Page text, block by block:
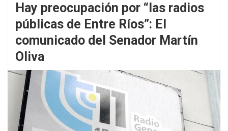
Hay preocupación por “las radios
públicas de Entre Ríos”: El
comunicado del Senador Martín
Oliva